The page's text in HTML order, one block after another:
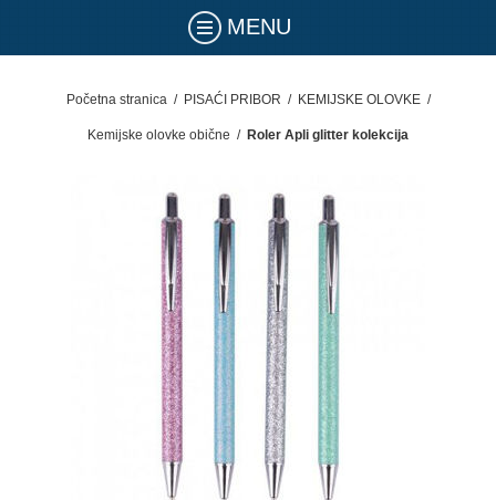
MENU
Početna stranica / PISAĆI PRIBOR / KEMIJSKE OLOVKE /
Kemijske olovke obične / Roler Apli glitter kolekcija